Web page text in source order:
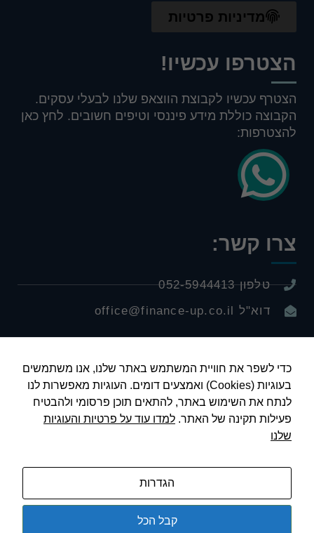
מדיניות פרטיות
הצטרפו עכשיו!
הצטרף עכשיו לקבוצת הווצאפ שלנו לבעלי עסקים.
הקבוצה כוללת מידע פיננסי וטיפים חשובים. לחץ כאן
להצטרפות:
צרו קשר:
טלפון 052-5944413
דוא"ל office@finance-up.co.il
לייעוץ פיננסי
Made by: kobish.com
כדי לשפר את חוויית המשתמש באתר שלנו, אנו משתמשים
בעוגיות (Cookies) ואמצעים דומים. העוגיות מאפשרות לנו
לנתח את השימוש באתר, להתאים תוכן פרסומי ולהבטיח
פעילות תקינה של האתר. למדו עוד על פרטיות והעוגיות
שלנו
הגדרות
קבל הכל